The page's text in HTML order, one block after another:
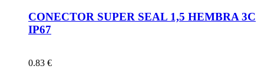
CONECTOR SUPER SEAL 1,5 HEMBRA 3C
IP67
0.83 €